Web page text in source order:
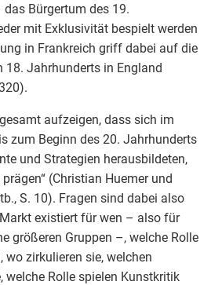
Bürgertum des 19.
mit Exklusivität bespielt werden
in Frankreich griff dabei auf die
18. Jahrhunderts in England
aufzeigen, dass sich im
zum Beginn des 20. Jahrhunderts
und Strategien herausbildeten,
(Christian Huemer und
S. 10). Fragen sind dabei also
existiert für wen – also für
größeren Gruppen –, welche Rolle
wo zirkulieren sie, welchen
welche Rolle spielen Kunstkritik